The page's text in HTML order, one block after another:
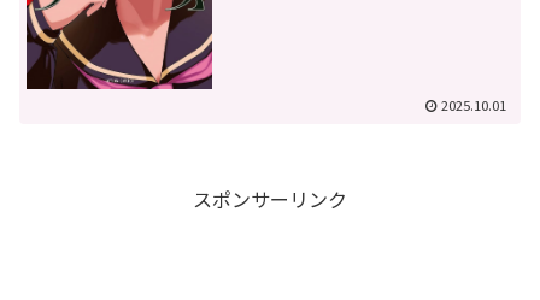
2025.10.01
スポンサーリンク